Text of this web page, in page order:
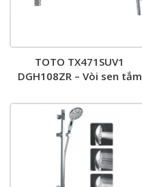
TOTO TX471SUV1
DGH108ZR – Vòi sen tắm